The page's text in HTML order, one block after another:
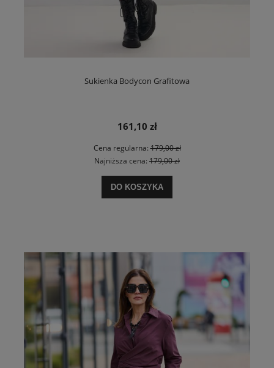
Sukienka Bodycon Grafitowa
161,10 zł
Cena regularna:179,00 zł
Najniższa cena: 179,00 zł
DO KOSZYKA